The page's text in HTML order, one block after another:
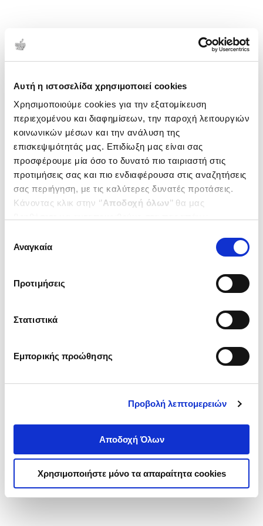
Αυτή η ιστοσελίδα χρησιμοποιεί cookies
Χρησιμοποιούμε cookies για την εξατομίκευση
περιεχομένου και διαφημίσεων, την παροχή λειτουργιών
κοινωνικών μέσων και την ανάλυση της
επισκεψιμότητάς μας. Επιδίωξη μας είναι σας
προσφέρουμε μία όσο το δυνατό πιο ταιριαστή στις
προτιμήσεις σας και πιο ενδιαφέρουσα στις αναζητήσεις
σας περιήγηση, με τις καλύτερες δυνατές προτάσεις.
Κάνοντας κλικ στην ‘’Αποδοχή όλων’’ θα μας
ενδιαφέρουν και να επιλέξετε από τα παρακάτω με την
΄΄και να ενημερωθείτε σχετικά με
συγκατάθεσης
Αναγκαία
Προτιμήσεις
Στατιστικά
Εμπορικής προώθησης
Προβολή λεπτομερειών
Αποδοχή Όλων
Χρησιμοποιήστε μόνο τα απαραίτητα cookies